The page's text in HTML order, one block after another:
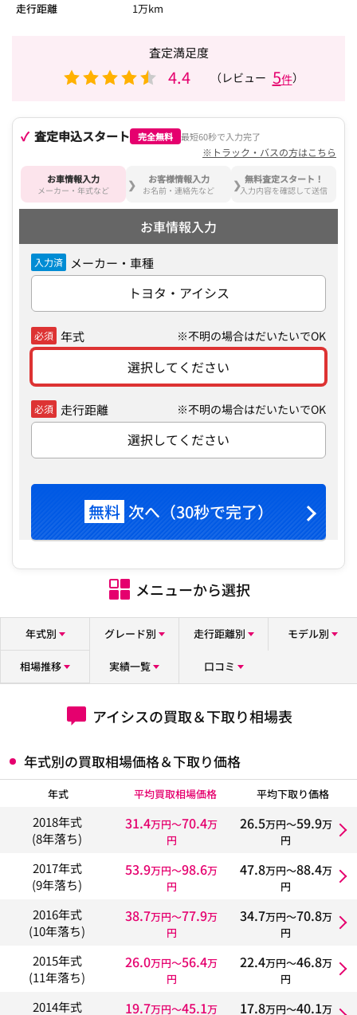
走行距離
1万km
査定満足度
4.4 （レビュー 5件）
査定申込スタート 完全無料 最短60秒で入力完了
※トラック・バスの方はこちら
お車情報入力
メーカー・年式など
お客様情報入力
お名前・連絡先など
無料査定スタート！
入力内容を確認して送信
お車情報入力
入力済 メーカー・車種
トヨタ・アイシス
必須 年式 ※不明の場合はだいたいでOK
選択してください
必須 走行距離 ※不明の場合はだいたいでOK
選択してください
無料 次へ（30秒で完了）
メニューから選択
年式別 グレード別 走行距離別 モデル別
相場推移 実績一覧 口コミ
アイシスの買取＆下取り相場表
年式別の買取相場価格＆下取り価格
年式 平均買取相場価格 平均下取り価格
2018年式
(8年落ち)
31.4万円〜70.4万
円
26.5万円〜59.9万
円
2017年式
(9年落ち)
53.9万円〜98.6万
円
47.8万円〜88.4万
円
2016年式
(10年落ち)
38.7万円〜77.9万
円
34.7万円〜70.8万
円
2015年式
(11年落ち)
26.0万円〜56.4万
円
22.4万円〜46.8万
円
2014年式
19.7万円〜45.1万
17.8万円〜40.1万